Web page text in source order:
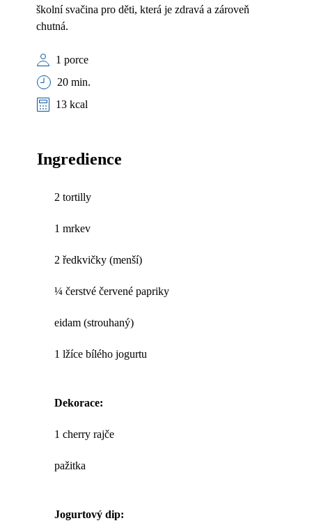
školní svačina pro děti, která je zdravá a zároveň
chutná.
1 porce
20 min.
13 kcal
Ingredience
2 tortilly
1 mrkev
2 ředkvičky (menší)
¼ čerstvé červené papriky
eidam (strouhaný)
1 lžíce bílého jogurtu
Dekorace:
1 cherry rajče
pažitka
Jogurtový dip: